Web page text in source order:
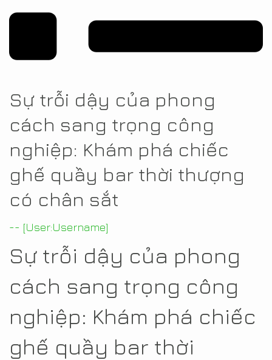
Sự trỗi dậy của phong
cách sang trọng công
nghiệp: Khám phá chiếc
ghế quầy bar thời thượng
có chân sắt
-- [User:Username]
Sự trỗi dậy của phong
cách sang trọng công
nghiệp: Khám phá chiếc
ghế quầy bar thời